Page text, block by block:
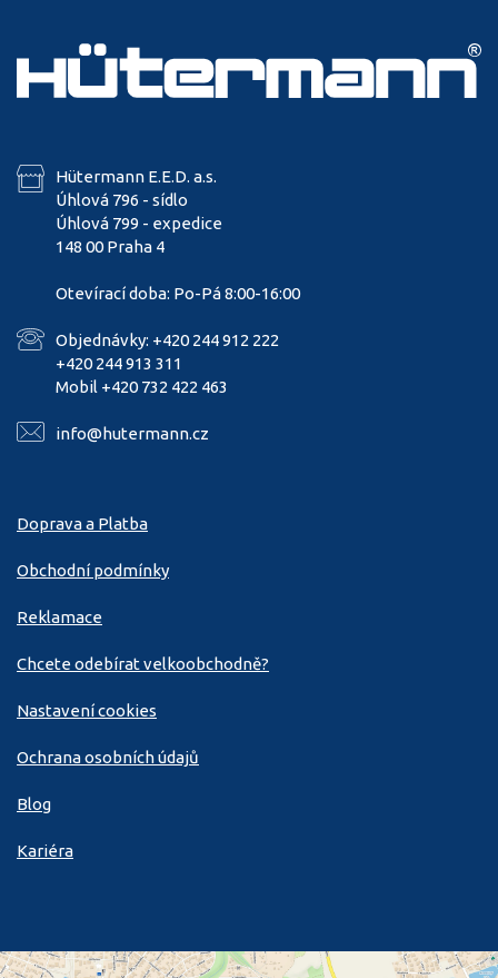
Hütermann E.E.D. a.s.
Úhlová 796 - sídlo
Úhlová 799 - expedice
148 00 Praha 4
Otevírací doba: Po-Pá 8:00-16:00
Objednávky: +420 244 912 222
+420 244 913 311
Mobil +420 732 422 463
info@hutermann.cz
Doprava a Platba
Obchodní podmínky
Reklamace
Chcete odebírat velkoobchodně?
Nastavení cookies
Ochrana osobních údajů
Blog
Kariéra